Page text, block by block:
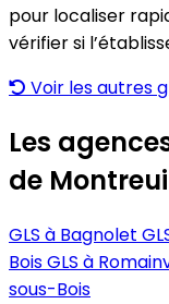
pour localiser
vérifier si
Voir les autres
Les
de
GLS à Bagnolet
BoisGLS à
sous-Bois